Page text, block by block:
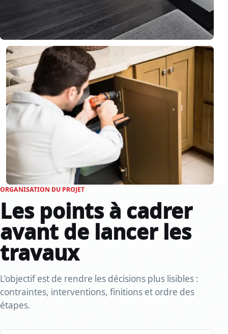
ORGANISATION DU PROJET
Les points à cadrer
avant de lancer les
travaux
L’objectif est de rendre les décisions plus lisibles :
contraintes, interventions, finitions et ordre des
étapes.